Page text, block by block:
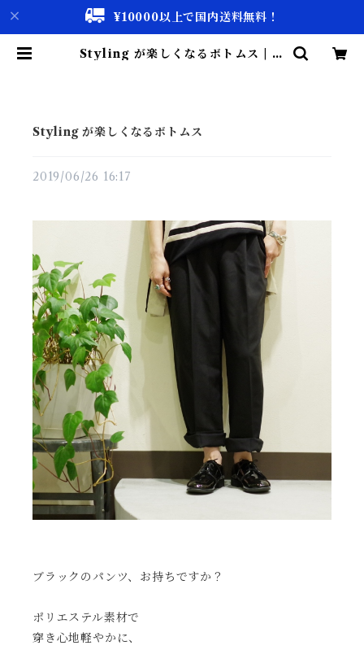
¥10000以上で国内送料無料！
Styling が楽しくなるボトムス | 古
Styling が楽しくなるボトムス
2019/06/26 16:17
ブラックのパンツ、お持ちですか？
ポリエステル素材で
穿き心地軽やかに、